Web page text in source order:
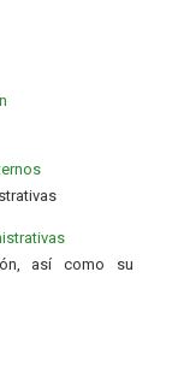
así como su